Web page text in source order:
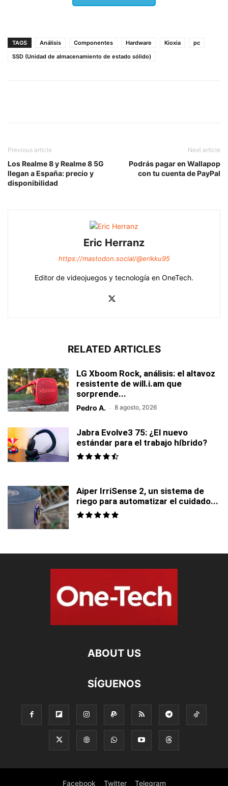
TAGS Análisis Componentes Hardware Kioxia
pc
SSD (Unidad de almacenamiento de estado sólido)
Previous article
Los Realme 8 y Realme 8 5G
llegan a España: precio y
disponibilidad
Next article
Podrás pagar en Wallapop
con tu cuenta de PayPal
Eric Herranz
https://mastodon.social/@erikku95
Editor de videojuegos y tecnología en OneTech.
RELATED ARTICLES
LG Xboom Rock, análisis: el altavoz
resistente de will.i.am que
sorprende...
Pedro A. - 8 agosto, 2026
Jabra Evolve3 75: ¿El nuevo
estándar para el trabajo híbrido?
Aiper IrriSense 2, un sistema de
riego para automatizar el cuidado...
ABOUT US
SÍGUENOS
Facebook Twitter Telegram